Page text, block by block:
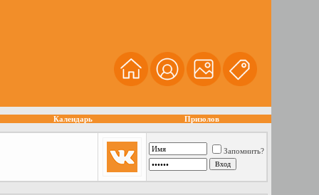
Календарь Призолов
Запомнить?